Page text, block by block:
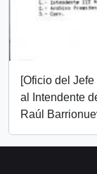
[Oficio del
al Intendente
Raúl